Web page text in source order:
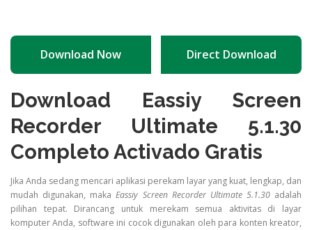
Download Now Direct Download
Download Eassiy Screen
Recorder Ultimate 5.1.30
Completo Activado Gratis
Jika Anda sedang mencari aplikasi perekam layar yang kuat, lengkap, dan
mudah digunakan, makaEassiy Screen Recorder Ultimate 5.1.30adalah
pilihan tepat. Dirancang untuk merekam semua aktivitas di layar
komputer Anda, software ini cocok digunakan oleh para konten kreator,